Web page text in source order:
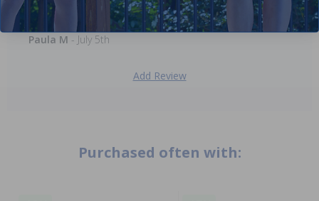
5 stars! My 1 year old niece loved her birthday present.
Paula M - July 5th
Add Review
Purchased often with: